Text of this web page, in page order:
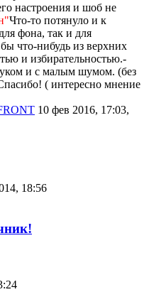
настроения и шоб не
Что-то потянуло и к
фона, так и для
что-нибудь из верхних
и избирательностью.-
и с малым шумом. (без
( интересно мнение
10 фев 2016, 17:03,
18:56